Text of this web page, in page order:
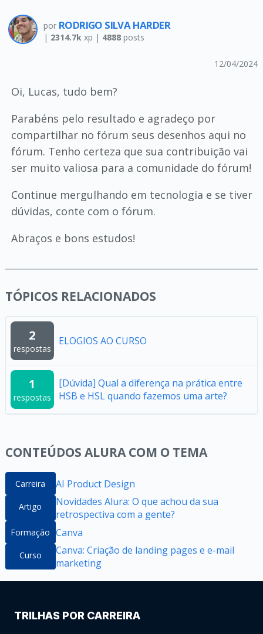
por RODRIGO SILVA HARDER
| 2314.7kxp | 4888posts
12/04/2024
Oi, Lucas, tudo bem?
Parabéns pelo resultado e agradeço por
compartilhar no fórum seus desenhos aqui no
fórum. Tenho certeza que sua contribuição vai
ser muito valiosa para a comunidade do fórum!
Continue mergulhando em tecnologia e se tiver
dúvidas, conte com o fórum.
Abraços e bons estudos!
TÓPICOS RELACIONADOS
2
respostas
ELOGIOS AO CURSO
1
respostas
[Dúvida] Qual a diferença na prática entre
HSB e HSL quando fazemos uma arte?
CONTEÚDOS ALURA COM O TEMA
Carreira AI Product Design
Artigo
Novidades Alura: O que achou da sua
retrospectiva com a gente?
Formação Canva
Curso
Canva: Criação de landing pages e e-mail
marketing
TRILHAS POR CARREIRA